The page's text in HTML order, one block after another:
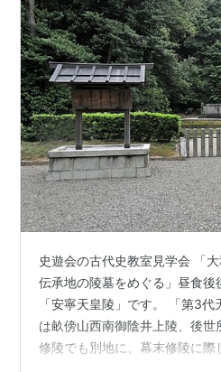
史遊会の古代史教室見学会 「
伝承地の陵墓をめぐる」昼食
「安寧天皇陵」です。 「第3
は畝傍山西南御陰井上陵、後
修陵でも別地に、幕末修陵に際